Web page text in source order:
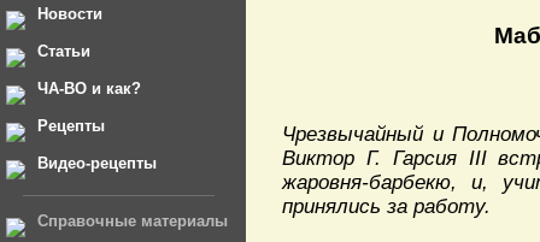
Новости
Статьи
ЧА-ВО и как?
Рецепты
Видео-рецепты
Справочные материалы
Чрезвычайный и
Виктор Г. Гарсия III
жаровня-барбекю, и,
принялись за работу.